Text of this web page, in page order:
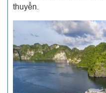
thuyển.